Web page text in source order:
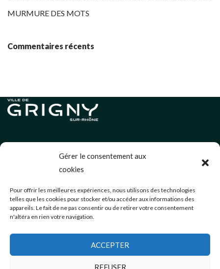
Gérer le consentement aux
cookies
Pour offrir les meilleures expériences, nous utilisons des technologies
telles que les cookies pour stocker et/ou accéder aux informations des
appareils. Le fait de ne pas consentir ou de retirer votre consentement
n'altéra en rien votre navigation.
ACCEPTER
REFUSER
MURMURE DES MOTS
Commentaires récents
Politique de cookies (UE)
Éditions précédentes
04 72 49 52 49
3 Avenue Jean Estragnat